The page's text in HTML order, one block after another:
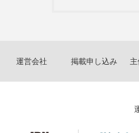
運営会社 掲載申し込み 主